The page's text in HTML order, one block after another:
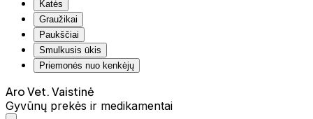
Katės
Graužikai
Paukščiai
Smulkusis ūkis
Priemonės nuo kenkėjų
Aro Vet. Vaistinė
Gyvūnų prekės ir medikamentai